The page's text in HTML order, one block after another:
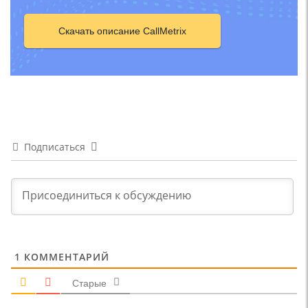
Скачать описание CallMetrix
Подписаться
1 КОММЕНТАРИЙ
Старые